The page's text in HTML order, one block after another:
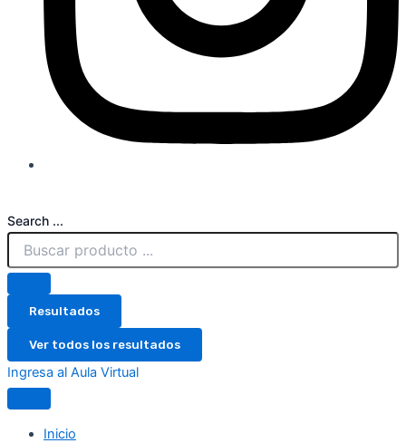
Search ...
Resultados
Ver todos los resultados
Ingresa al Aula Virtual
Inicio